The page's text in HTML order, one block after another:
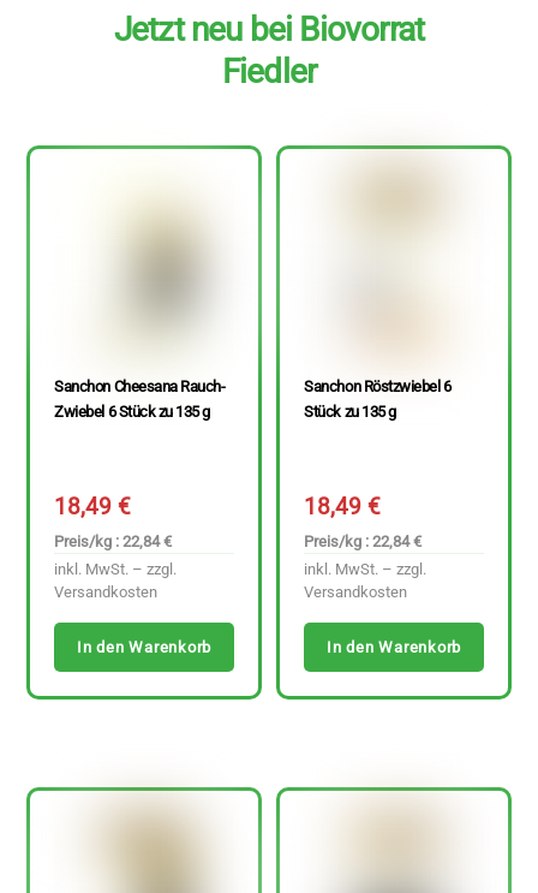
Jetzt neu bei Biovorrat
Fiedler
Sanchon Cheesana Rauch-
Zwiebel 6 Stück zu 135 g
18,49€
Preis/kg : 22,84 €
inkl. MwSt. – zzgl.
Versandkosten
In den Warenkorb
Sanchon Röstzwiebel 6
Stück zu 135 g
18,49€
Preis/kg : 22,84 €
inkl. MwSt. – zzgl.
Versandkosten
In den Warenkorb